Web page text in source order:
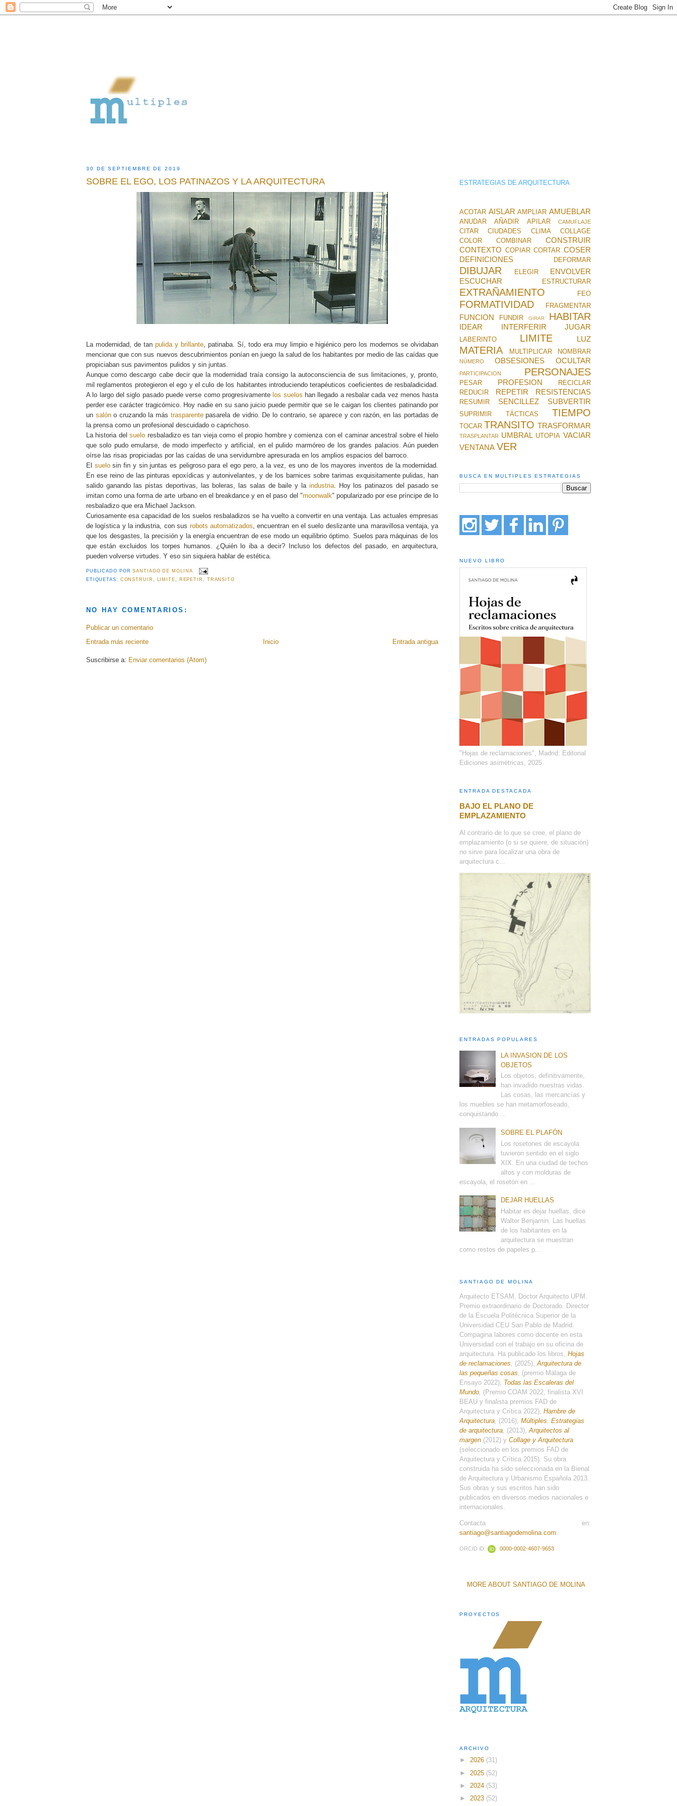
30 DE SEPTIEMBRE DE 2019
SOBRE EL EGO, LOS PATINAZOS Y LA ARQUITECTURA
La modernidad, de tan pulida y brillante, patinaba. Sí, todo era muy limpio e higiénico pero los modernos se olvidaban
mencionar que con sus nuevos descubrimientos ponían en juego la salud de los habitantes por medio de las caídas que
propiciaban sus pavimentos pulidos y sin juntas.
Aunque como descargo cabe decir que la modernidad traía consigo la autoconsciencia de sus limitaciones, y, pronto,
mil reglamentos protegieron el ego y el culo de los habitantes introduciendo terapéuticos coeficientes de resbaladicidad.
A lo largo del siglo pasado puede verse como progresivamentelos suelos han llegado a resbalar cada vez menos hasta
perder ese carácter tragicómico. Hoy nadie en su sano juicio puede permitir que se le caigan los clientes patinando por
un salóno cruzando la más trasparentepasarela de vidrio. De lo contrario, se aparece y con razón, en las portadas de
la prensa como un profesional descuidado o caprichoso.
La historia delsuelo resbaladizo es tan vieja como el propio hombre y comienza con el caminar ancestral sobre el hielo
que solo pudo emularse, de modo imperfecto y artificial, en el pulido marmóreo de los grandes palacios. Aún pueden
oírse las risas propiciadas por las caídas de una servidumbre apresurada en los amplios espacios del barroco.
El suelosin fin y sin juntas es peligroso para el ego pero, a la vez, es uno de los mayores inventos de la modernidad.
En ese reino de las pinturas epoxídicas y autonivelantes, y de los barnices sobre tarimas exquisitamente pulidas, han
salido ganando las pistas deportivas, las boleras, las salas de baile y la industria. Hoy los patinazos del pasado se
imitan como una forma de arte urbano en el breakdance y en el paso del "moonwalk" popularizado por ese príncipe de lo
resbaladizo que era Michael Jackson.
Curiosamente esa capacidad de los suelos resbaladizos se ha vuelto a convertir en una ventaja. Las actuales empresas
de logística y la industria, con sus robots automatizados , encuentran en el suelo deslizante una maravillosa ventaja, ya
que los desgastes, la precisión y la energía encuentran de ese modo un equilibrio óptimo. Suelos para máquinas de los
que están excluidos los torpes humanos. ¿Quién lo iba a decir? Incluso los defectos del pasado, en arquitectura,
pueden volverse virtudes. Y eso sin siquiera hablar de estética.
PUBLICADO PORSANTIAGO DE MOLINA
ETIQUETAS: CONSTRUIR , LIMITE, REPETIR , TRANSITO
NO HAY COMENTARIOS:
Publicar un comentario
Entrada más reciente
Entrada antigua
Inicio
Suscribirse a: Enviar comentarios (Atom)
ESTRATEGIAS DE ARQUITECTURA
ACOTAR AISLAR AMPLIAR AMUEBLAR
ANUDAR AÑADIR APILAR CAMUFLAJE
CITAR CIUDADES CLIMA
COLLAGE
COLOR
COMBINAR
CONSTRUIR
CONTEXTO COPIAR CORTAR COSER
DEFINICIONES
DEFORMAR
DIBUJAR ELEGIR
ENVOLVER
ESCUCHAR
ESTRUCTURAR
EXTRAÑAMIENTO FEO
FORMATIVIDAD FRAGMENTAR
FUNCION FUNDIR GIRAR HABITAR
IDEAR INTERFERIR JUGAR
LABERINTO LIMITE LUZ
MATERIA MULTIPLICAR NOMBRAR
NÚMERO OBSESIONES OCULTAR
PARTICIPACION PERSONAJES
PESAR PROFESION
RECICLAR
REDUCIR
REPETIR RESISTENCIAS
RESUMIR SENCILLEZ SUBVERTIR
SUPRIMIR TÁCTICAS TIEMPO
TOCAR TRANSITO TRASFORMAR
TRASPLANTAR UMBRAL UTOPIA VACIAR
VENTANA VER
BUSCA EN MULTIPLES ESTRATEGIAS
NUEVO LIBRO
"Hojas de reclamaciones", Madrid: Editorial
Ediciones asimétricas, 2025.
ENTRADA DESTACADA
BAJO EL PLANO DE
EMPLAZAMIENTO
Al contrario de lo que se cree, el plano de
emplazamiento (o si se quiere, de situación)
no sirve para localizar una obra de
arquitectura c...
ENTRADAS POPULARES
LA INVASION DE LOS
OBJETOS
Los objetos, definitivamente,
han invadido nuestras vidas.
Las cosas, las mercancías y
los muebles se han metamorfoseado,
conquistando ...
SOBRE EL PLAFÓN
Los rosetones de escayola
tuvieron sentido en el siglo
XIX. En una ciudad de techos
altos y con molduras de
escayola, el rosetón en ...
DEJAR HUELLAS
Habitar es dejar huellas, dice
Walter Benjamin. Las huellas
de los habitantes en la
arquitectura se muestran
como restos de papeles p...
SANTIAGO DE MOLINA
Arquitecto ETSAM, Doctor Arquitecto UPM.
Premio extraordinario de Doctorado. Director
de la Escuela Politécnica Superior de la
Universidad CEU San Pablo de Madrid.
Compagina labores como docente en esta
Universidad con el trabajo en su oficina de
arquitectura. Ha publicado los libros,Hojas
de reclamaciones
(2025),Arquitectura de
las pequeñas cosas
(premio Málaga de
Ensayo 2022), Todas las Escaleras del
Mundo (Premio COAM 2022, finalista XVI
BEAU y finalista premios FAD de
Arquitectura y Crítica 2022),Hambre de
Arquitectura (2016),Múltiples. Estrategias
de arquitectura (2013),Arquitectos al
margen (2012) yCollage y Arquitectura
(seleccionado en los premios FAD de
Arquitectura y Crítica 2015). Su obra
construida ha sido seleccionada en la Bienal
de Arquitectura y Urbanismo Española 2013.
Sus obras y sus escritos han sido
publicados en diversos medios nacionales e
internacionales.
Contacta en:
santiago@santiagodemolina.com
ORCID iD: 0000-0002-4607-9653
MORE ABOUT SANTIAGO DE MOLINA
PROYECTOS
ARCHIVO
►2026 (31)
► 2025 (52)
► 2024 (53)
►2023 (52)